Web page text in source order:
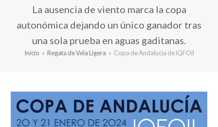
La ausencia de viento marca la copa
autonómica dejando un único ganador tras
una sola prueba en aguas gaditanas.
Inicio » Regata de Vela Ligera » Copa de Andalucía de iQFOil